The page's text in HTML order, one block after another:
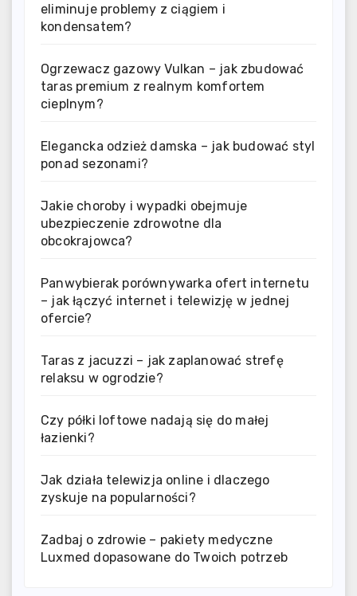
eliminuje problemy z ciągiem i
kondensatem?
Ogrzewacz gazowy Vulkan – jak zbudować
taras premium z realnym komfortem
cieplnym?
Elegancka odzież damska – jak budować styl
ponad sezonami?
Jakie choroby i wypadki obejmuje
ubezpieczenie zdrowotne dla
obcokrajowca?
Panwybierak porównywarka ofert internetu
– jak łączyć internet i telewizję w jednej
ofercie?
Taras z jacuzzi – jak zaplanować strefę
relaksu w ogrodzie?
Czy półki loftowe nadają się do małej
łazienki?
Jak działa telewizja online i dlaczego
zyskuje na popularności?
Zadbaj o zdrowie – pakiety medyczne
Luxmed dopasowane do Twoich potrzeb